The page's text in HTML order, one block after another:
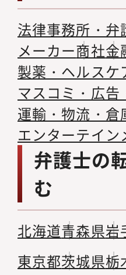
法律事務所・弁
メーカー商社金
製薬・ヘルスケ
マスコミ・広告
運輸・物流・倉
エンターテイン
弁護士の
む
北海道青森県岩
東京都茨城県栃